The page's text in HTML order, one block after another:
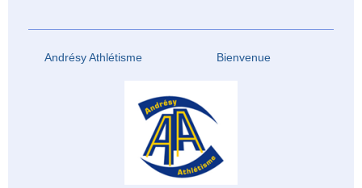
Andrésy Athlétisme Bienvenue